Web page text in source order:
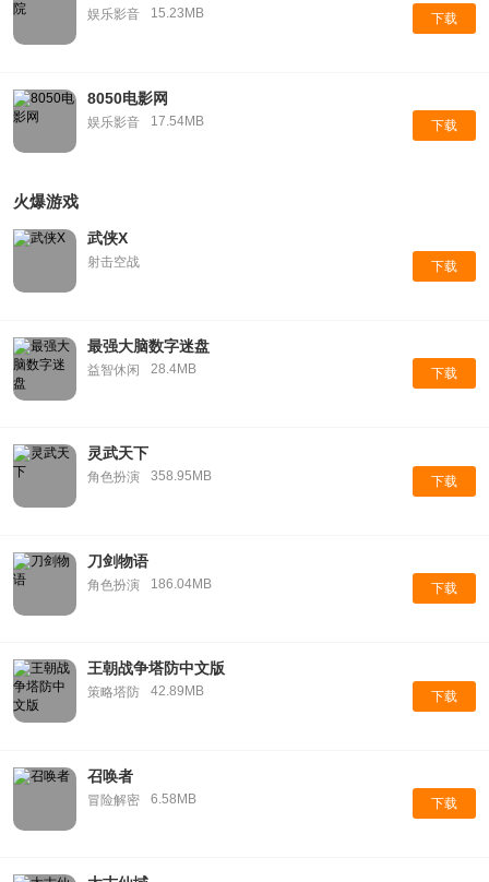
娱乐影音 15.23MB 下载
8050电影网
娱乐影音 17.54MB 下载
火爆游戏
武侠X
射击空战 下载
最强大脑数字迷盘
益智休闲 28.4MB 下载
灵武天下
角色扮演 358.95MB 下载
刀剑物语
角色扮演 186.04MB 下载
王朝战争塔防中文版
策略塔防 42.89MB 下载
召唤者
冒险解密 6.58MB 下载